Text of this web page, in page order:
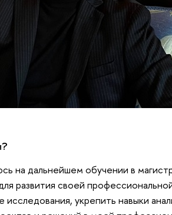
на дальнейшем обучении в
развития своей
исследования, укрепить навыки